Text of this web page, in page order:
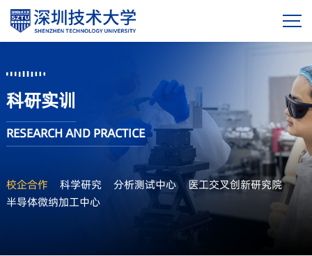
科研实训
RESEARCH AND PRACTICE
校企合作 科学研究 分析测试中心
医工交叉创新研究院
半导体微纳加工中心